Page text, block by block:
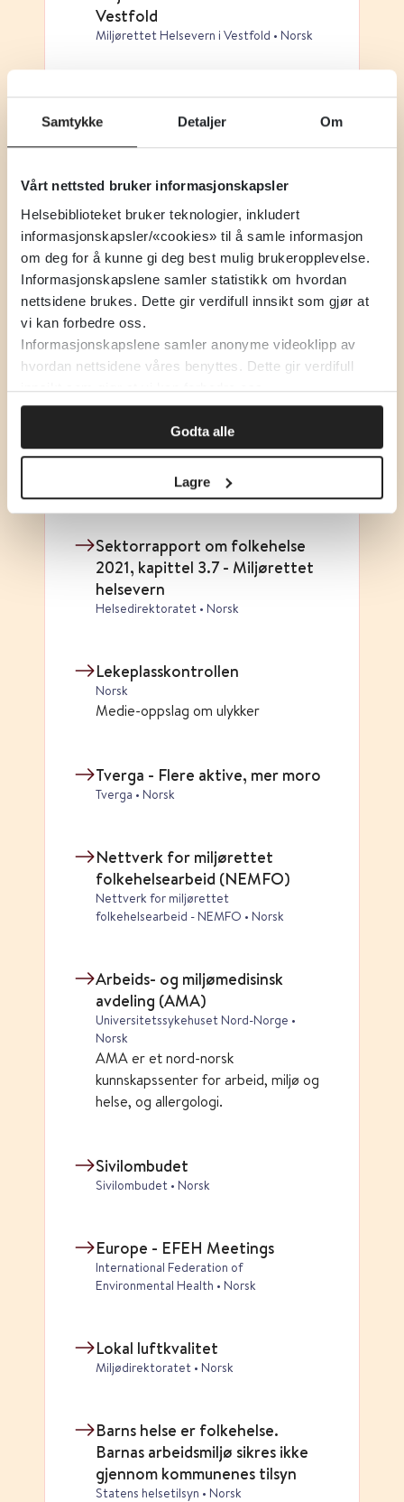
Samtykke Detaljer Om
Vårt nettsted bruker informasjonskapsler
Helsebiblioteket bruker teknologier, inkludert
informasjonskapsler/«cookies» til å samle informasjon
om deg for å kunne gi deg best mulig brukeropplevelse.
Informasjonskapslene samler statistikk om hvordan
nettsidene brukes. Dette gir verdifull innsikt som gjør at
vi kan forbedre oss.
Informasjonskapslene samler anonyme videoklipp av
hvordan nettsidene våres benyttes. Dette gir verdifull
innsikt som gjør at vi kan forbedre oss.
Godta alle
Lagre
Vestfold
Miljørettet Helsevern i Vestfold • Norsk
Direktoratet for strålevern og
atomtryggleik, DSA
Radonfare
Norges geologiske undersøkelse (NGU) •
Norsk
Meld. St. 22 (2010 – 2011)
Regjeringen.no • Norsk
Om fysisk læringsmiljø i skolen
Slik kan skolegården gjøre barn
og unge mer fysisk aktive
biovitenskapelige universitet • Norsk
Sektorrapport om folkehelse
2021, kapittel 3.7 - Miljørettet
helsevern
Helsedirektoratet • Norsk
Lekeplasskontrollen
Norsk
Medie-oppslag om ulykker
Tverga - Flere aktive, mer moro
Tverga • Norsk
Nettverk for miljørettet
folkehelsearbeid (NEMFO)
Nettverk for miljørettet
folkehelsearbeid - NEMFO • Norsk
Arbeids- og miljømedisinsk
avdeling (AMA)
Universitetssykehuset Nord-Norge •
Norsk
AMA er et nord-norsk
kunnskapssenter for arbeid, miljø og
helse, og allergologi.
Sivilombudet
Sivilombudet • Norsk
Europe - EFEH Meetings
International Federation of
Environmental Health • Norsk
Lokal luftkvalitet
Miljødirektoratet • Norsk
Barns helse er folkehelse.
Barnas arbeidsmiljø sikres ikke
gjennom kommunenes tilsyn
Statens helsetilsyn • Norsk